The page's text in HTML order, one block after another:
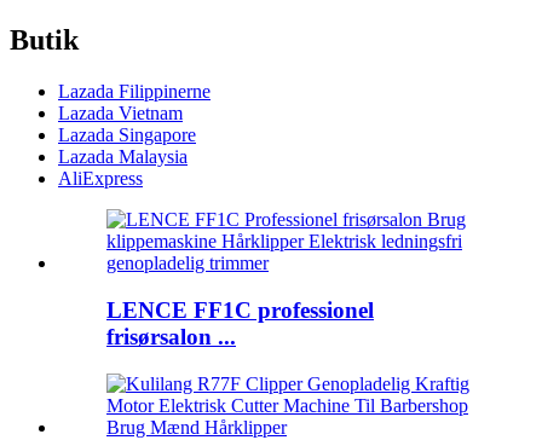
Butik
Lazada Filippinerne
Lazada Vietnam
Lazada Singapore
Lazada Malaysia
AliExpress
LENCE FF1C professionel
frisørsalon ...